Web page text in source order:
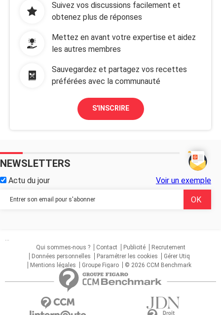
Suivez vos discussions facilement et
obtenez plus de réponses
Mettez en avant votre expertise et aidez
les autres membres
Sauvegardez et partagez vos recettes
préférées avec la communauté
S'INSCRIRE
NEWSLETTERS
Actu du jour Voir un exemple
...
Qui sommes-nous ?
Contact Publicité
Recrutement
Données personnelles
Paramétrer les cookies
Gérer Utiq
Mentions légales
Groupe Figaro © 2026 CCM Benchmark